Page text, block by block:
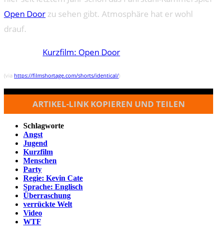
Open Door zu sehen gibt. Atmosphäre hat er wohl
drauf.
Kurzfilm: Open Door
(via https://filmshortage.com/shorts/identical/)
ARTIKEL-LINK KOPIEREN UND TEILEN
Schlagworte
Angst
Jugend
Kurzfilm
Menschen
Party
Regie: Kevin Cate
Sprache: Englisch
Überraschung
verrückte Welt
Video
WTF